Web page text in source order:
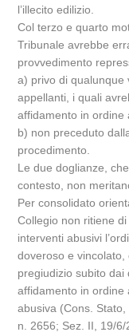
l’illecito edilizio.
Col terzo e quarto
Tribunale avrebbe
provvedimento
a) privo di qualunque
appellanti, i quali
affidamento in ordine
b) non preceduto
procedimento.
Le due doglianze,
contesto, non
Per consolidato
Collegio non ritiene
interventi abusivi
doveroso e
pregiudizio subito
affidamento in ordine
abusiva (Cons.
n. 2656; Sez. II, 19/6/